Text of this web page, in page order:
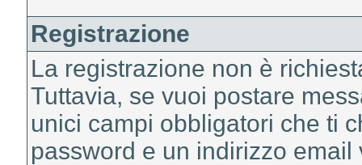
Registrazione
La registrazione non è
Tuttavia, se vuoi postare
unici campi obbligatori che ti
password e un indirizzo email